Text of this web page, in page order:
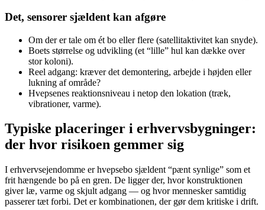
Det, sensorer sjældent kan afgøre
Om der er tale om ét bo eller flere (satellitaktivitet kan snyde).
Boets størrelse og udvikling (et “lille” hul kan dække over
stor koloni).
Reel adgang: kræver det demontering, arbejde i højden eller
lukning af område?
Hvepsenes reaktionsniveau i netop den lokation (træk,
vibrationer, varme).
Typiske placeringer i erhvervsbygninger:
der hvor risikoen gemmer sig
I erhvervsejendomme er hvepsebo sjældent “pænt synlige” som et
frit hængende bo på en gren. De ligger der, hvor konstruktionen
giver læ, varme og skjult adgang — og hvor mennesker samtidig
passerer tæt forbi. Det er kombinationen, der gør dem kritiske i drift.